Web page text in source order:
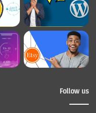
Follow us